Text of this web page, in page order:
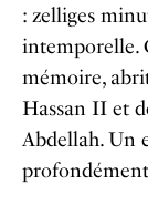
: zelliges
intemporelle.
mémoire,
Hassan II et
Abdellah. Un